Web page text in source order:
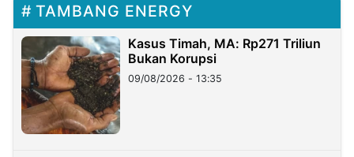
TAMBANG ENERGY
Kasus Timah, MA: Rp271 Triliun
Bukan Korupsi
09/08/2026 - 13:35